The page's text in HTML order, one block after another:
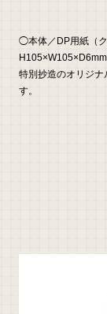
◯本体／DP用紙（
特別抄造のオリジ
す。